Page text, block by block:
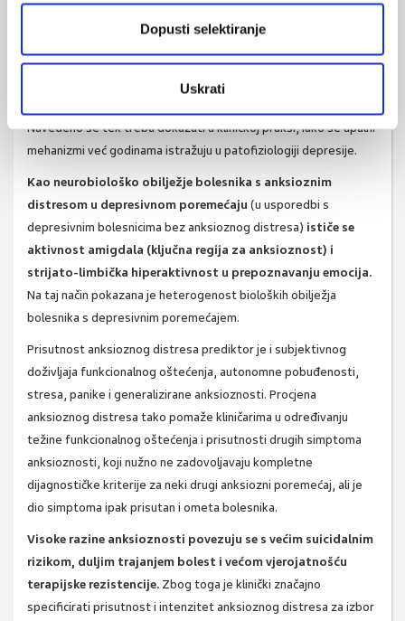
Dopusti selektiranje
Uskrati
podtip depresivnog poremećaja koji ima specifičnu
patofiziologiju.Rezultati istraživanja također podupiru ideju
da bi pacijenti s anksioznim distresom profitirali od potencijalnih
Navedeno se tek treba dokazati u kliničkoj praksi, iako se upalni
mehanizmi već godinama istražuju u patofiziologiji depresije.
Kao neurobiološko obilježje bolesnika s anksioznim
distresom u depresivnom poremećaju (u usporedbi s
depresivnim bolesnicima bez anksioznog distresa) ističe se
aktivnost amigdala (ključna regija za anksioznost) i
strijato-limbička hiperaktivnost u prepoznavanju emocija.
Na taj način pokazana je heterogenost bioloških obilježja
bolesnika s depresivnim poremećajem.
Prisutnost anksioznog distresa prediktor je i subjektivnog
doživljaja funkcionalnog oštećenja, autonomne pobuđenosti,
stresa, panike i generalizirane anksioznosti. Procjena
anksioznog distresa tako pomaže kliničarima u određivanju
težine funkcionalnog oštećenja i prisutnosti drugih simptoma
anksioznosti, koji nužno ne zadovoljavaju kompletne
dijagnostičke kriterije za neki drugi anksiozni poremećaj, ali je
dio simptoma ipak prisutan i ometa bolesnika.
Visoke razine anksioznosti povezuju se s većim suicidalnim
rizikom, duljim trajanjem bolest i većom vjerojatnošću
terapijske rezistencije. Zbog toga je klinički značajno
specificirati prisutnost i intenzitet anksioznog distresa za izbor